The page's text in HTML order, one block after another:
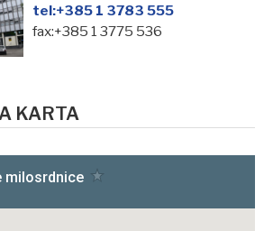
tel:+385 1 3783 555
fax:+385 1 3775 536
KARTA